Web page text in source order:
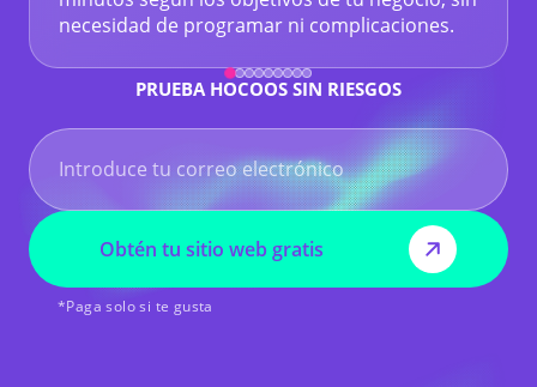
necesidad de programar ni complicaciones.
PRUEBA HOCOOS SIN RIESGOS
Obtén tu sitio web gratis
*Paga solo si te gusta